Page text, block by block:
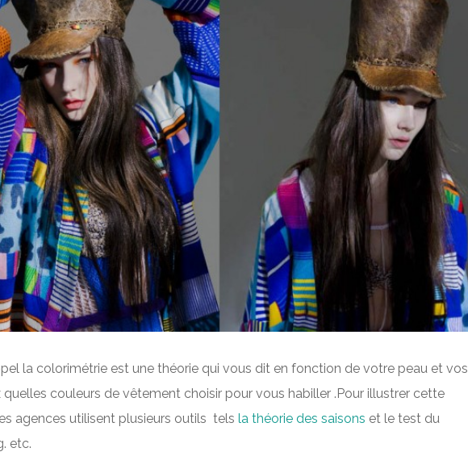
la colorimétrie est une théorie qui vous dit en fonction de votre peau et vos
quelles couleurs de vêtement choisir pour vous habiller .Pour illustrer cette
agences utilisent plusieurs outils tels la théorie des saisons et le test du
etc.